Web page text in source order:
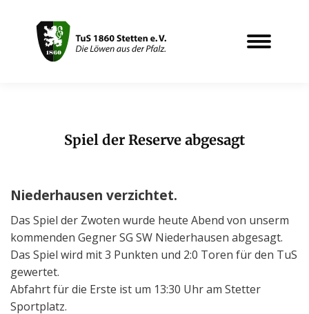
Spiel der Reserve abgesagt
Niederhausen verzichtet.
Das Spiel der Zwoten wurde heute Abend von unserm
kommenden Gegner SG SW Niederhausen abgesagt.
Das Spiel wird mit 3 Punkten und 2:0 Toren für den TuS
gewertet.
Abfahrt für die Erste ist um 13:30 Uhr am Stetter
Sportplatz.